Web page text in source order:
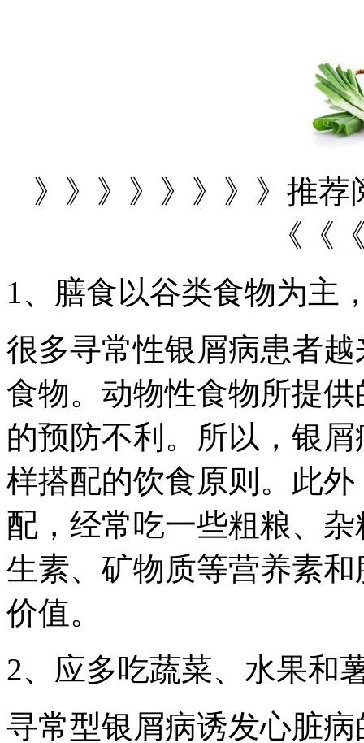
》》》》》》》》推荐
《《
1、膳食以谷类食物为主
很多寻常性银屑病患者
食物。动物性食物所提
的预防不利。所以，银
样搭配的饮食原则。此
配，经常吃一些粗粮、
生素、矿物质等营养素
价值。
2、应多吃蔬菜、水果和
寻常型银屑病诱发心脏